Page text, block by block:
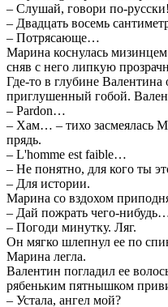
– Слушай, говори по-русски!
– Двадцать восемь
– Потрясающе…
Марина коснулась
сняв с него липкую
Где-то в глубине Валентина
приглушенный гобой.
– Pardon…
– Хам… – тихо засмеялась
прядь.
– L'homme est faible…
– Не понятно, для кого ты
– Для истории.
Марина со вздохом
– Дай пожрать чего-
– Погоди минутку. Ляг.
Он мягко шлепнул ее по
Марина легла.
Валентин погладил ее
рябеньким пятнышком
– Устала, ангел мой?